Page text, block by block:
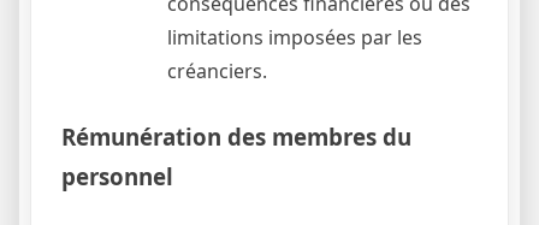
limitations imposées par les
créanciers.
Rémunération des membres du
personnel